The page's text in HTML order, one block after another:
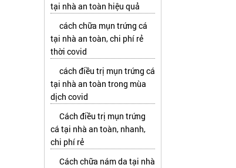
tại nhà an toàn hiệu quả
cách chữa mụn trứng cá
tại nhà an toàn, chi phí rẻ
thời covid
cách điều trị mụn trứng cá
tại nhà an toàn trong mùa
dịch covid
Cách điều trị mụn trứng
cá tại nhà an toàn, nhanh,
chi phí rẻ
Cách chữa nám da tại nhà